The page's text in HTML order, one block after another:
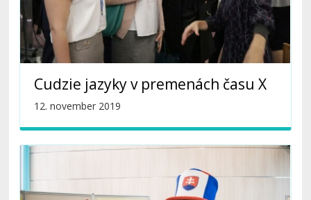
Cudzie jazyky v premenách času X
12. november 2019